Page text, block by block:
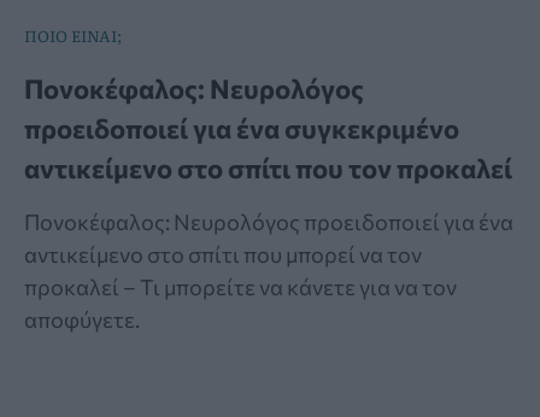
ΠΟΙΟ ΕΙΝΑΙ;
Πονοκέφαλος: Νευρολόγος
προειδοποιεί για ένα συγκεκριμένο
αντικείμενο στο σπίτι που τον προκαλεί
Πονοκέφαλος: Νευρολόγος προειδοποιεί για ένα
αντικείμενο στο σπίτι που μπορεί να τον
προκαλεί – Τι μπορείτε να κάνετε για να τον
αποφύγετε.